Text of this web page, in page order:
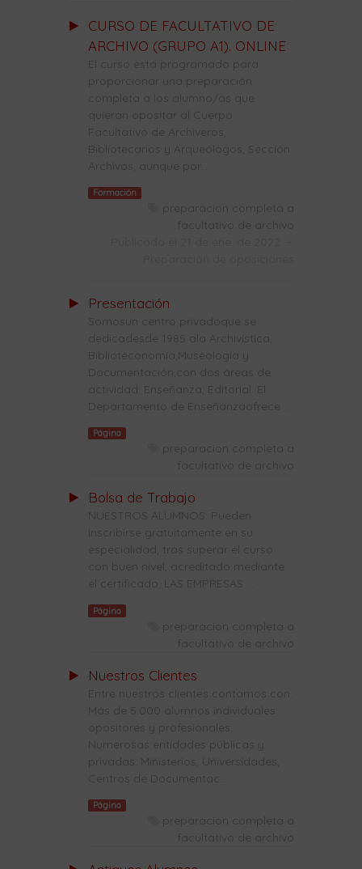
CURSO DE FACULTATIVO DE
ARCHIVO (GRUPO A1). ONLINE
El curso está programado para
proporcionar una preparación
completa a los alumno/as que
quieran opositar al Cuerpo
Facultativo de Archiveros,
Bibliotecarios y Arqueólogos, Sección
Archivos, aunque por...
Formación
preparacion completa a
facultativo de archivo
Presentación
Somosun centro privadoque se
dedicadesde 1985 ala Archivística,
Biblioteconomía,Museología y
Documentación,con dos áreas de
actividad: Enseñanza, Editorial. El
Departamento de Enseñanzaofrece ...
Página
preparacion completa a
facultativo de archivo
Bolsa de Trabajo
NUESTROS ALUMNOS: Pueden
inscribirse gratuitamente en su
especialidad, tras superar el curso
con buen nivel, acreditado mediante
el certificado. LAS EMPRESAS ...
Página
preparacion completa a
facultativo de archivo
Nuestros Clientes
Entre nuestros clientes contamos con:
Más de 5.000 alumnos individuales:
opositores y profesionales.
Numerosas entidades públicas y
privadas: Ministerios, Universidades,
Centros de Documentac...
Página
preparacion completa a
facultativo de archivo